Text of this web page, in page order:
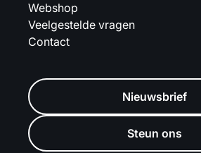
Webshop
Veelgestelde vragen
Contact
Nieuwsbrief
Steun ons